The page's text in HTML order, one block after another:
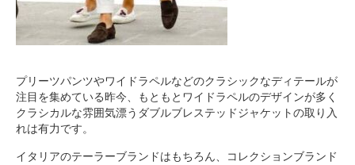
プリーツパンツやワイドラペルなどのクラシックなディテールが
注目を集めている昨今、もともとワイドラペルのデザインが多く
クラシカルな雰囲気漂うダブルブレステッドジャケットの取り入
れは有力です。
イタリアのテーラーブランドはもちろん、コレクションブランド